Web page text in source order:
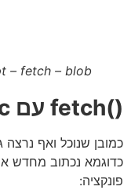
– fetch – blob
()fetch עם async ו-await
כמובן שנוכל ואף
כדוגמא נכתוב מחדש
פונקציה: